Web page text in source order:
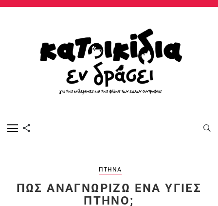
ΠΤΗΝΆ
ΠΏΣ ΑΝΑΓΝΩΡΊΖΩ ΈΝΑ ΥΓΙΈΣ
ΠΤΗΝΌ;